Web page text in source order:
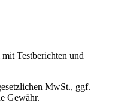
Testberichten und
MwSt., ggf.
Gewähr.